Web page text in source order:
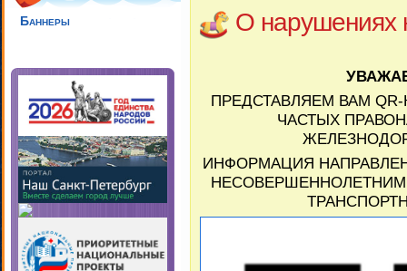
Баннеры О
ПРЕДСТАВЛЯЕМ ВАМ
ЧАСТЫХ
ИНФОРМАЦИЯ